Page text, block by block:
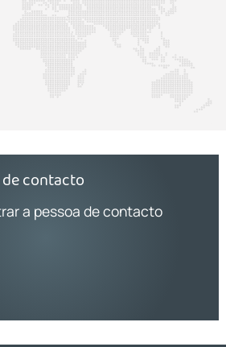
de contacto
a pessoa de contacto